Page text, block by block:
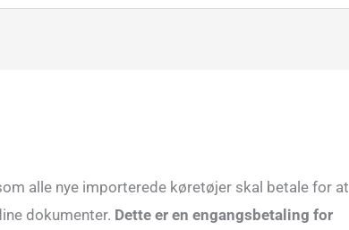
alle nye importerede køretøjer skal betale for at
dokumenter. Dette er en engangsbetaling for